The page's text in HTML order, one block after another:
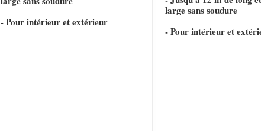
- Pour intérieur et extérieur
large sans soudure
- Pour intérieur et